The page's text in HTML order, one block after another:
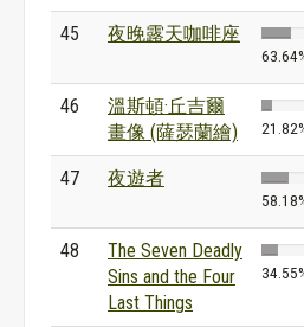
45 夜晚露天咖啡座
46
溫斯頓·丘吉爾
畫像 (薩瑟蘭繪)
47 夜遊者
48
The Seven Deadly
Sins and the Four
Last Things